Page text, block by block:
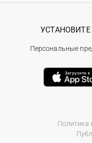
Политика
УСТАНОВИТЕ
Персональные